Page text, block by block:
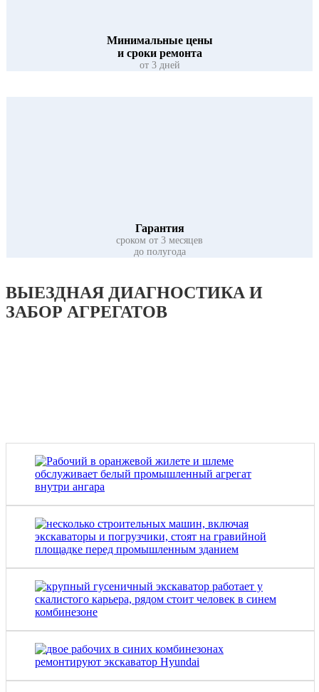
Минимальные цены
и сроки ремонта
от 3 дней
Гарантия
сроком от 3 месяцев
до полугода
ВЫЕЗДНАЯ ДИАГНОСТИКА И
ЗАБОР АГРЕГАТОВ